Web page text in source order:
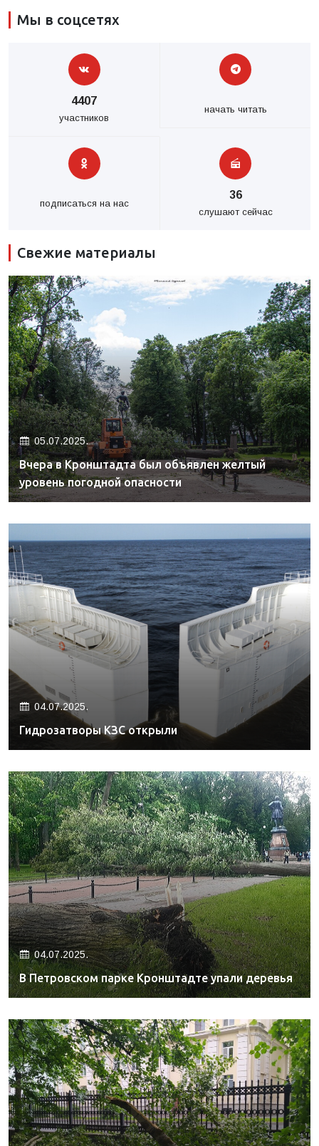
Мы в соцсетях
4407
участников
начать читать
подписаться на нас
36
слушают сейчас
Свежие материалы
05.07.2025.
Вчера в Кронштадта был объявлен желтый
уровень погодной опасности
04.07.2025.
Гидрозатворы КЗС открыли
04.07.2025.
В Петровском парке Кронштадте упали деревья